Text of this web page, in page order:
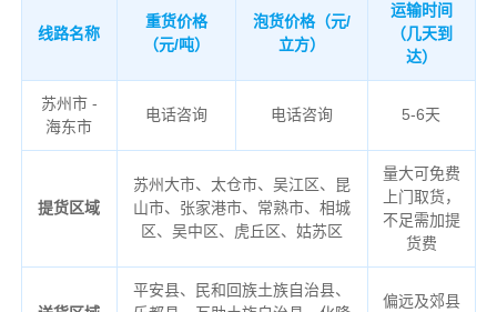
线路名称
重货价格
（元/吨）
泡货价格（元/
立方）
运输时间
（几天到
达）
苏州市 -
海东市
电话咨询 电话咨询 5-6天
提货区域
苏州大市、太仓市、吴江区、昆
山市、张家港市、常熟市、相城
区、吴中区、虎丘区、姑苏区
量大可免费
上门取货，
不足需加提
货费
平安县、民和回族土族自治县、
偏远及郊县